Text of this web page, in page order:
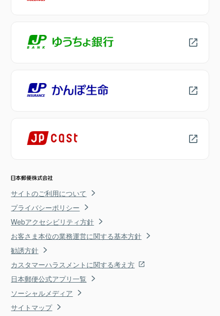
サイトのご利用について
プライバシーポリシー
Webアクセシビリティ方針
お客さま本位の業務運営に関する基本方針
勧誘方針
カスタマーハラスメントに関する考え方
日本郵便公式アプリ一覧
ソーシャルメディア
サイトマップ